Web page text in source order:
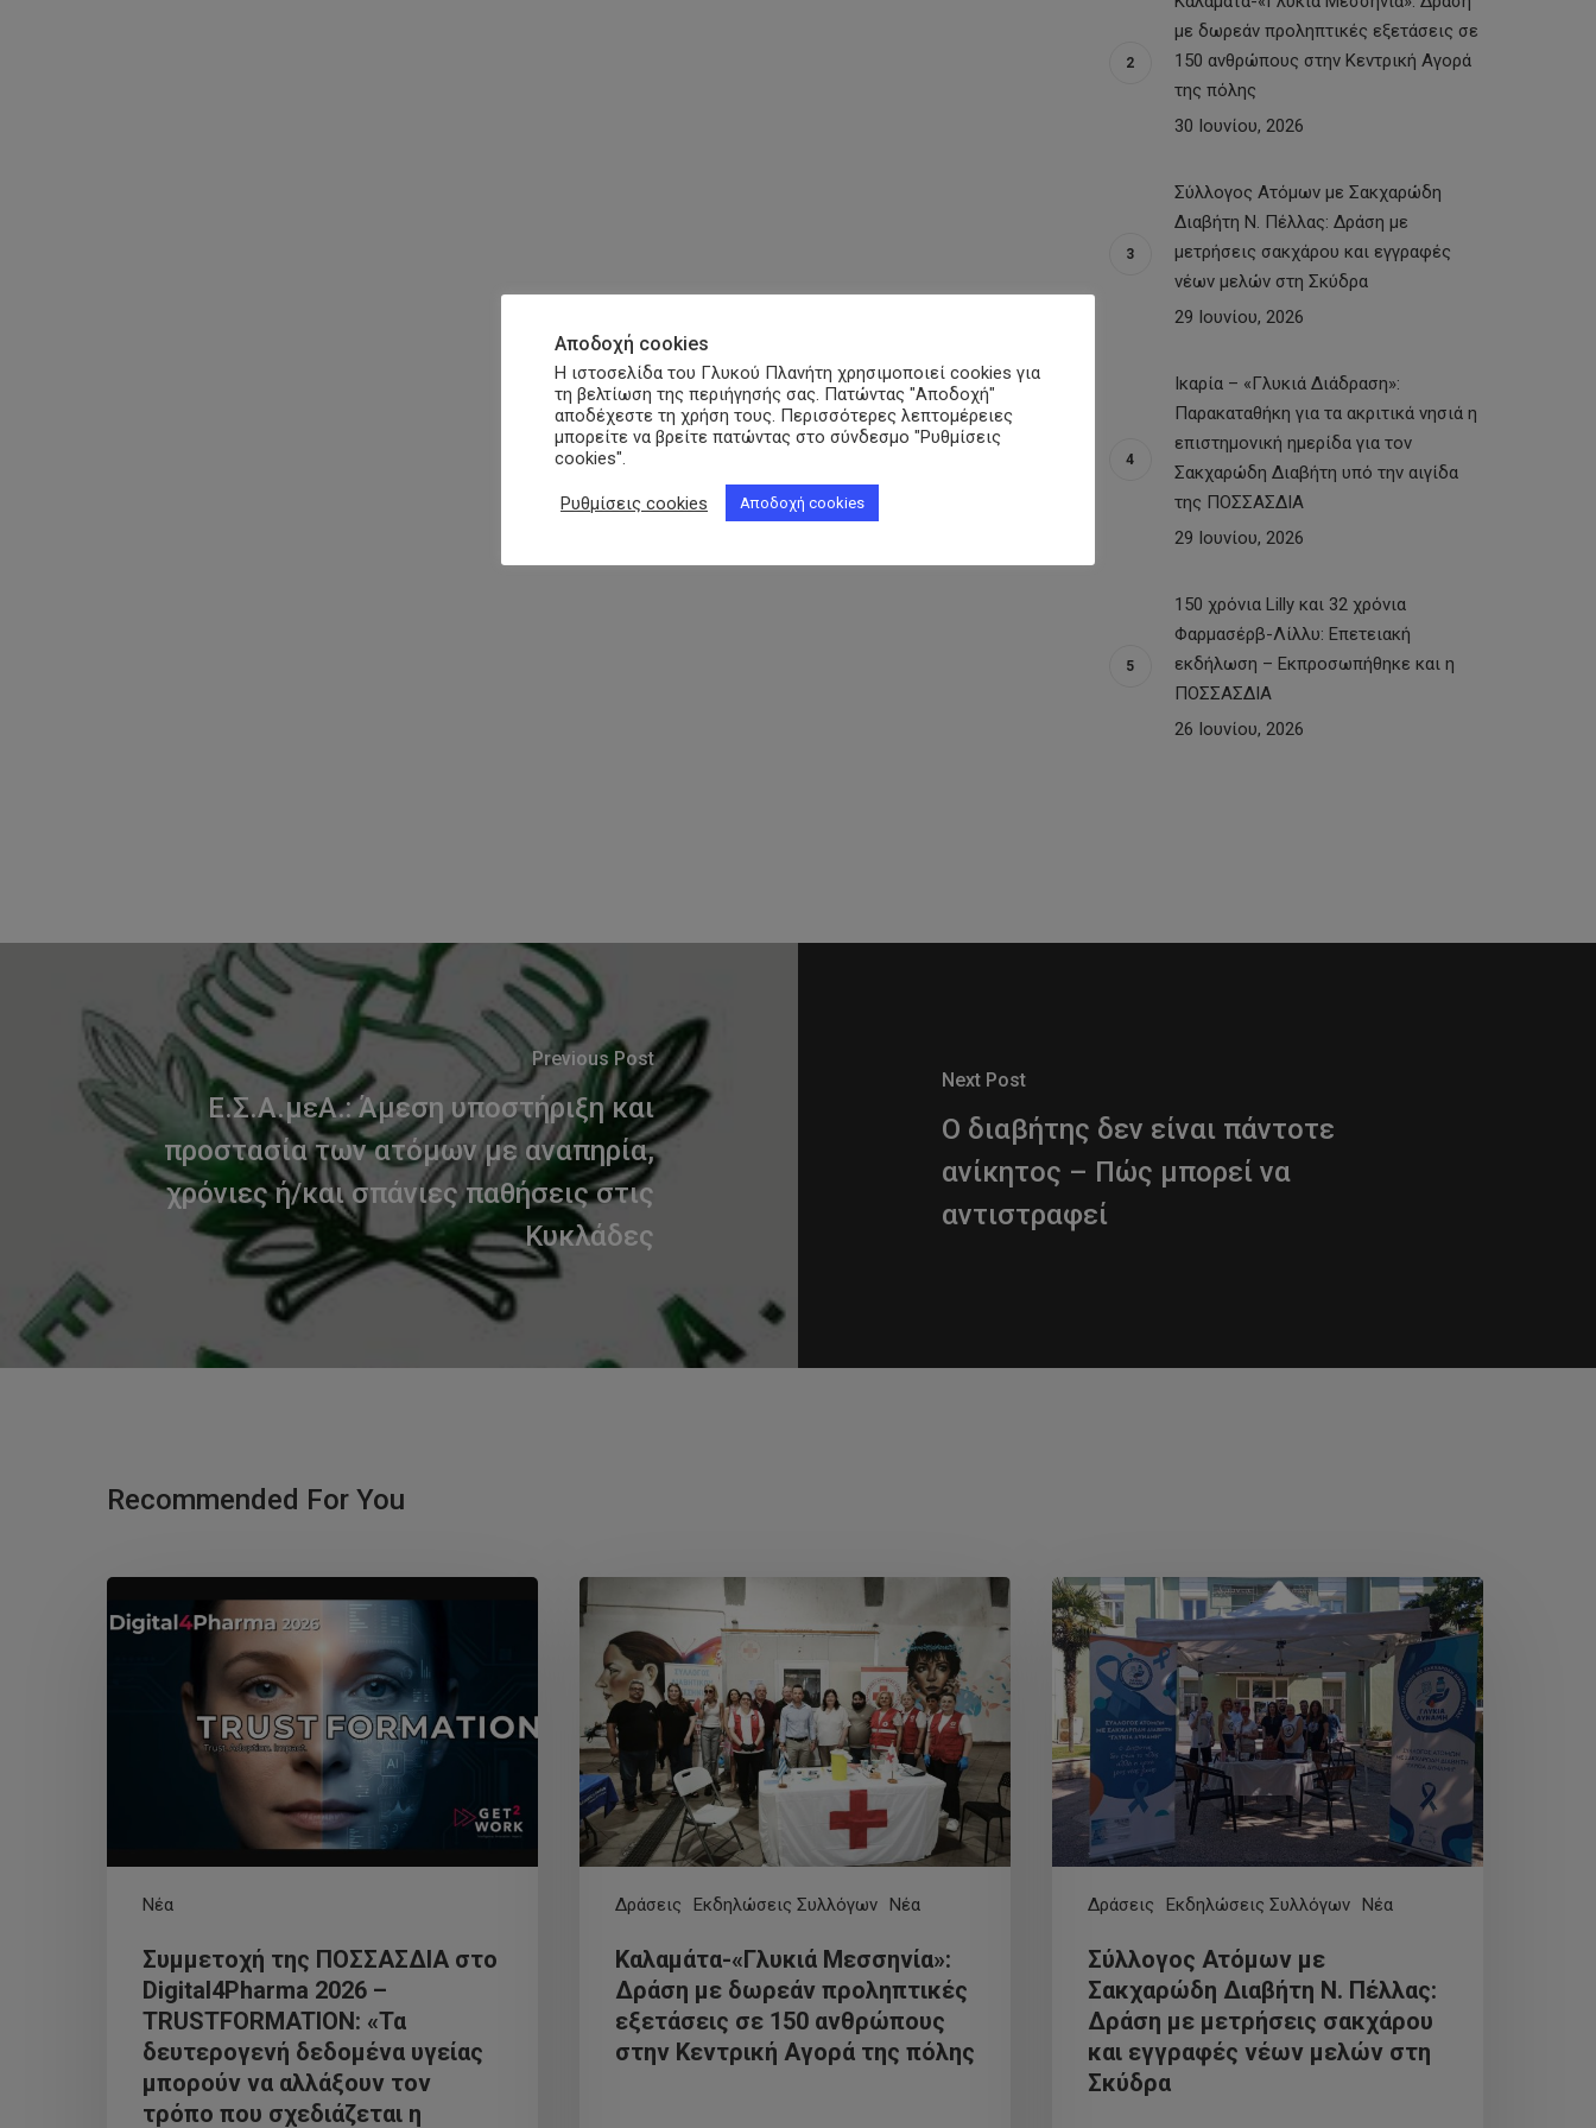
με δωρεάν προληπτικές εξετάσεις σε
150 ανθρώπους στην Κεντρική Αγορά
της πόλης
30 Ιουνίου, 2026
Σύλλογος Ατόμων με Σακχαρώδη
Διαβήτη Ν. Πέλλας: Δράση με
μετρήσεις σακχάρου και εγγραφές
νέων μελών στη Σκύδρα
29 Ιουνίου, 2026
Ικαρία – «Γλυκιά Διάδραση»:
Παρακαταθήκη για τα ακριτικά νησιά η
επιστημονική ημερίδα για τον
Σακχαρώδη Διαβήτη υπό την αιγίδα
της ΠΟΣΣΑΣΔΙΑ
29 Ιουνίου, 2026
150 χρόνια Lilly και 32 χρόνια
Φαρμασέρβ-Λίλλυ: Eπετειακή
εκδήλωση – Εκπροσωπήθηκε και η
ΠΟΣΣΑΣΔΙΑ
26 Ιουνίου, 2026
Previous Post
Ε.Σ.Α.μεΑ.: Άμεση υποστήριξη και
προστασία των ατόμων με αναπηρία,
χρόνιες ή/και σπάνιες παθήσεις στις
Κυκλάδες
Next Post
Ο διαβήτης δεν είναι πάντοτε
ανίκητος – Πώς μπορεί να
αντιστραφεί
Recommended For You
Νέα
Συμμετοχή της ΠΟΣΣΑΣΔΙΑ στο
Digital4Pharma 2026 –
TRUSTFORMATION: «Τα
δευτερογενή δεδομένα υγείας
μπορούν να αλλάξουν τον
τρόπο που σχεδιάζεται η
Δράσεις Εκδηλώσεις Συλλόγων Νέα
Καλαμάτα-«Γλυκιά Μεσσηνία»:
Δράση με δωρεάν προληπτικές
εξετάσεις σε 150 ανθρώπους
στην Κεντρική Αγορά της πόλης
Δράσεις Εκδηλώσεις Συλλόγων Νέα
Σύλλογος Ατόμων με
Σακχαρώδη Διαβήτη Ν. Πέλλας:
Δράση με μετρήσεις σακχάρου
και εγγραφές νέων μελών στη
Σκύδρα
Αποδοχή cookies
Η ιστοσελίδα του Γλυκού Πλανήτη χρησιμοποιεί cookies για
τη βελτίωση της περιήγησής σας. Πατώντας "Αποδοχή"
αποδέχεστε τη χρήση τους. Περισσότερες λεπτομέρειες
μπορείτε να βρείτε πατώντας στο σύνδεσμο "Ρυθμίσεις
cookies".
Ρυθμίσεις cookies Αποδοχή cookies